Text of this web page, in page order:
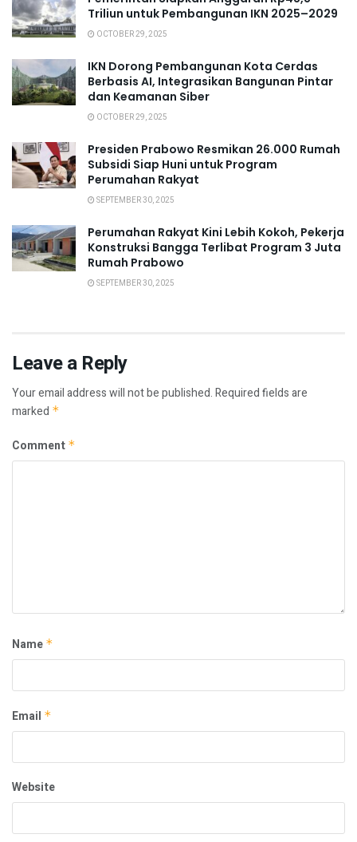
Triliun untuk Pembangunan IKN 2025–2029
OCTOBER 29, 2025
IKN Dorong Pembangunan Kota Cerdas
Berbasis AI, Integrasikan Bangunan Pintar
dan Keamanan Siber
OCTOBER 29, 2025
Presiden Prabowo Resmikan 26.000 Rumah
Subsidi Siap Huni untuk Program
Perumahan Rakyat
SEPTEMBER 30, 2025
Perumahan Rakyat Kini Lebih Kokoh, Pekerja
Konstruksi Bangga Terlibat Program 3 Juta
Rumah Prabowo
SEPTEMBER 30, 2025
Leave a Reply
Your email address will not be published.Required fields are
marked *
Comment *
Name *
Email *
Website